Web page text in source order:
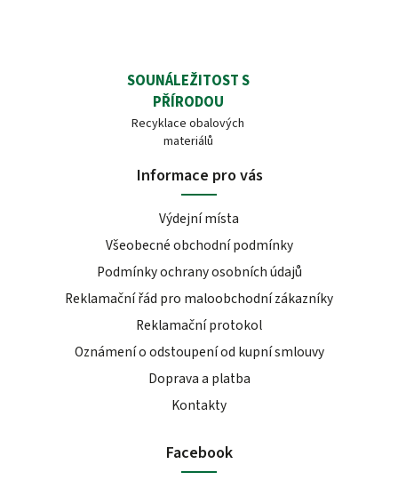
SOUNÁLEŽITOST S
PŘÍRODOU
Recyklace obalových
materiálů
Informace pro vás
Výdejní místa
Všeobecné obchodní podmínky
Podmínky ochrany osobních údajů
Reklamační řád pro maloobchodní zákazníky
Reklamační protokol
Oznámení o odstoupení od kupní smlouvy
Doprava a platba
Kontakty
Facebook